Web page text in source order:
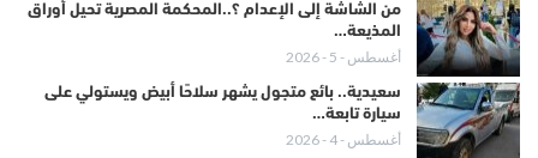
من الشاشة إلى الإعدام ؟..المحكمة المصرية تحيل أوراق
المذيعة…
أغسطس - 5 - 2026
سعيدية.. بائع متجول يشهر سلاحًا أبيض ويستولي على
سيارة تابعة…
أغسطس - 4 - 2026